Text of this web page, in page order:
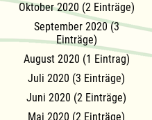
Oktober 2020 (2 Einträge)
September 2020 (3
Einträge)
August 2020 (1 Eintrag)
Juli 2020 (3 Einträge)
Juni 2020 (2 Einträge)
Mai 2020 (2 Einträge)